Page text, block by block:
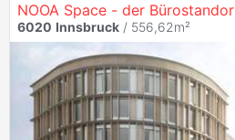
6020 Innsbruck / 556,62m²